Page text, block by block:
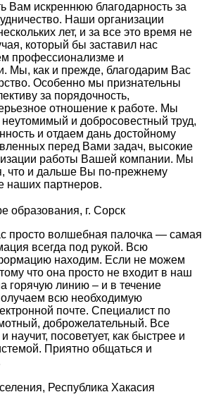
Вам искреннюю благодарность за
Наши организации
лет, и за все это время не
который бы заставил нас
профессионализме и
Мы, как и прежде, благодарим Вас
Особенно мы признательны
за порядочность,
отношение к работе. Мы
и добросовестный труд,
и отдаем дань достойному
перед Вами задач, высокие
работы Вашей компании. Мы
что и дальше Вы по-прежнему
наших партнеров.
образования, г. Сорск
просто волшебная палочка — самая
всегда под рукой. Всю
находим. Если не можем
что она просто не входит в наш
горячую линию – и в течение
всю необходимую
почте. Специалист по
доброжелательный. Все
научит, посоветует, как быстрее и
Приятно общаться и
Республика Хакасия